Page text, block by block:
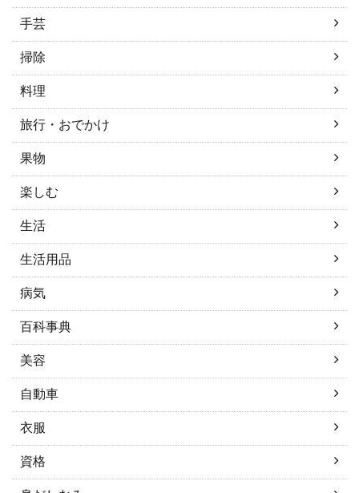
手芸
掃除
料理
旅行・おでかけ
果物
楽しむ
生活
生活用品
病気
百科事典
美容
自動車
衣服
資格